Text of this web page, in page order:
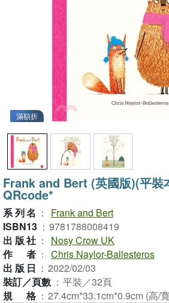
滿額折
Frank and Bert (英國版)(平裝
QRcode*
系列名 ：
Frank and Bert
ISBN13 ： 9781788008419
出版社 ：
Nosy Crow UK
作者 ： Chris Naylor-Ballesteros
出版日 ： 2022/02/03
裝訂／頁數 ： 平裝／32頁
規格 ： 27.4cm*33.1cm*0.9cm (高/